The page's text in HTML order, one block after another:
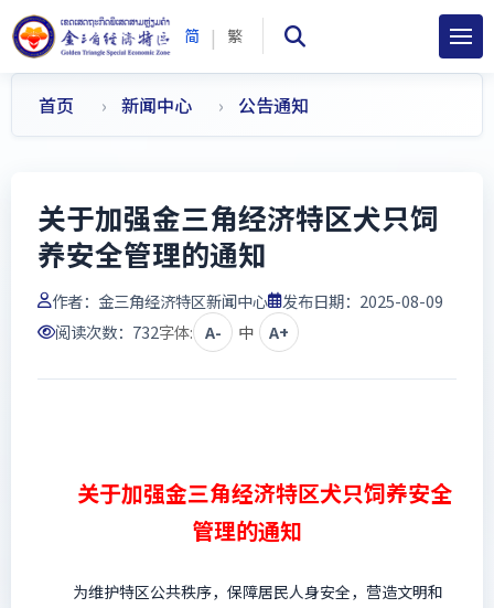
简 | 繁
首页 新闻中心 公告通知
关于加强金三角经济特区犬只饲
养安全管理的通知
作者： 金三角经济特区新闻中心
发布日期：2025-08-09
阅读次数： 732字体: A- 中 A+
关于加强金三角经济特区犬只饲养安全
管理的通知
为维护特区公共秩序，保障居民人身安全，营造文明和